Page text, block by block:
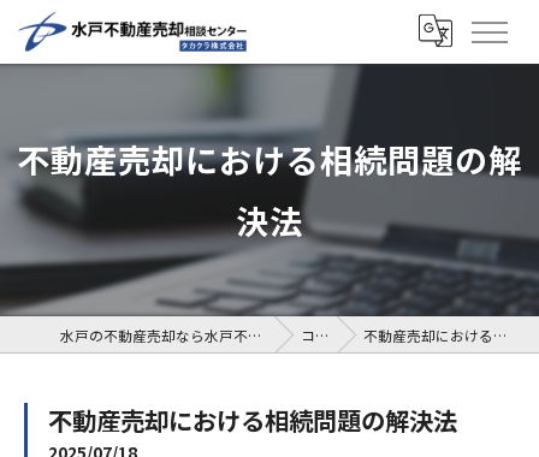
不動産売却における相続問題の解
決法
水戸の不動産売却なら水戸不動産売却相談センター コラム 不動産売却における相続問題の解決法
不動産売却における相続問題の解決法
2025/07/18